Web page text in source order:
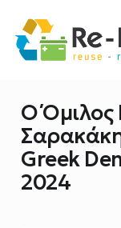
Ο Όμιλος
Greek
2024